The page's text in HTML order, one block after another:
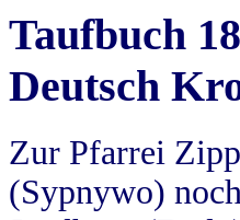
Taufbuch
Deutsch
Zur Pfarrei
(Sypnywo)